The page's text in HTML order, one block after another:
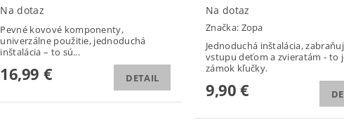
Na dotaz
Pevné kovové komponenty,
univerzálne použitie, jednoduchá
inštalácia – to sú...
16,99 € DETAIL
Na dotaz
Značka: Zopa
Jednoduchá inštalácia,
vstupu deťom a zvieratám - to
zámok kľučky.
9,90 €